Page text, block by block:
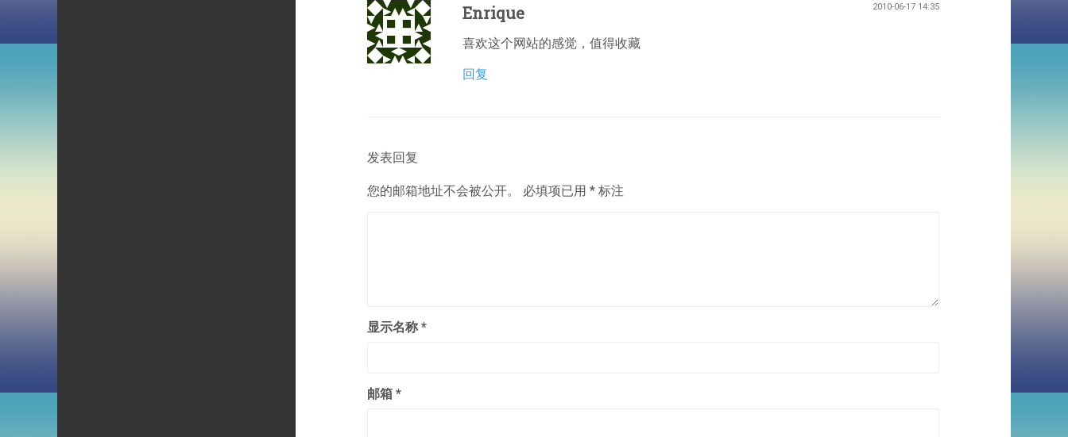
Enrique 2010-06-17 14:35
喜欢这个网站的感觉，值得收藏
回复
发表回复
您的邮箱地址不会被公开。 必填项已用 * 标注
显示名称 *
邮箱 *